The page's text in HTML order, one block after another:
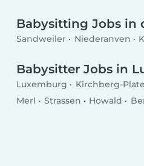
Babysitting Jobs in
Sandweiler Niederanven
Babysitter Jobs in
Luxemburg Kirchberg-
Merl
Strassen Howald